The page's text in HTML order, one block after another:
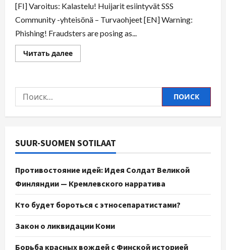
[FI] Varoitus: Kalastelu! Huijarit esiintyvät SSS
Community -yhteisönä – Turvaohjeet [EN] Warning:
Phishing! Fraudsters are posing as...
Читать далее
SUUR-SUOMEN SOTILAAT
Противостояние идей: Идея Солдат Великой
Финляндии — Кремлевского нарратива
Кто будет бороться с этносепаратистами?
Закон о ликвидации Коми
Борьба красных вождей с Финской историей